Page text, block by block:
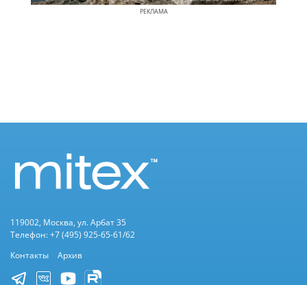
РЕКЛАМА
119002, Москва, ул. Арбат 35
Телефон: +7 (495) 925-65-61/62
Контакты
Архив